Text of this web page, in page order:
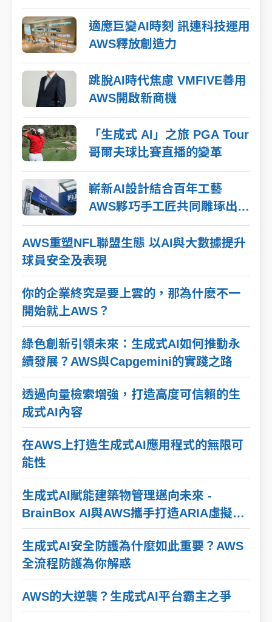
業打造專屬 AI
適應巨變AI時刻 訊連科技運用
AWS釋放創造力
跳脫AI時代焦慮 VMFIVE善用
AWS開啟新商機
「生成式 AI」之旅 PGA Tour
哥爾夫球比賽直播的變革
嶄新AI設計結合百年工藝
AWS夥巧手工匠共同雕琢出
F1加拿大大獎賽獎盃
AWS重塑NFL聯盟生態 以AI與大數據提升
球員安全及表現
你的企業終究是要上雲的，那為什麽不一
開始就上AWS？
綠色創新引領未來：生成式AI如何推動永
續發展？AWS與Capgemini的實踐之路
透過向量檢索增強，打造高度可信賴的生
成式AI內容
在AWS上打造生成式AI應用程式的無限可
能性
生成式AI賦能建築物管理邁向未來 -
BrainBox AI與AWS攜手打造ARIA虛擬助
理
生成式AI安全防護為什麼如此重要？AWS
全流程防護為你解惑
AWS的大逆襲？生成式AI平台霸主之爭